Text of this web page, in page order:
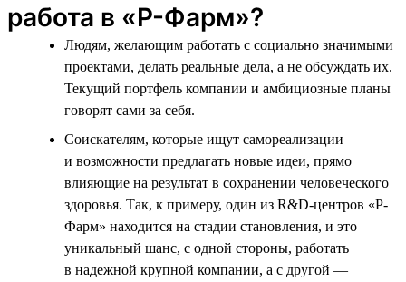
работа в «Р-Фарм»?
Людям, желающим работать с социально значимыми
проектами, делать реальные дела, а не обсуждать их.
Текущий портфель компании и амбициозные планы
говорят сами за себя.
Соискателям, которые ищут самореализации
и возможности предлагать новые идеи, прямо
влияющие на результат в сохранении человеческого
здоровья. Так, к примеру, один из R&D-центров «Р-
Фарм» находится на стадии становления, и это
уникальный шанс, с одной стороны, работать
в надежной крупной компании, а с другой —